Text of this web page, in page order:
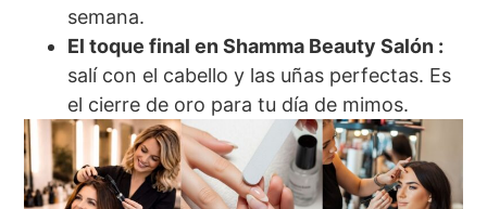
semana.
El toque final en Shamma Beauty Salón :
salí con el cabello y las uñas perfectas. Es
el cierre de oro para tu día de mimos.